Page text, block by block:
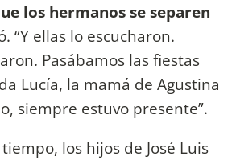
los hermanos se separen
“Y ellas lo escucharon.
Pasábamos las fiestas
Lucía, la mamá de Agustina
siempre estuvo presente”.
los hijos de José Luis